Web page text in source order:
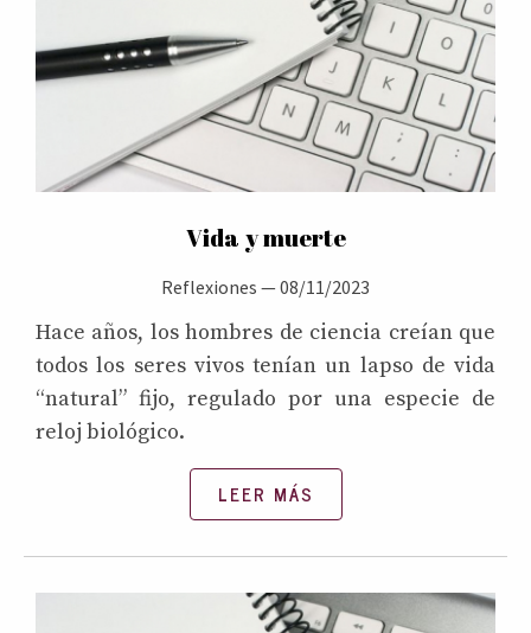
Vida y muerte
Reflexiones —08/11/2023
Hace años, los hombres de ciencia creían que
todos los seres vivos tenían un lapso de vida
“natural” fijo, regulado por una especie de
reloj biológico.
LEER MÁS